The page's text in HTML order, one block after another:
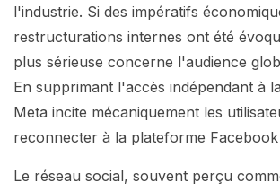
l'industrie. Si des impératifs
restructurations internes ont été
plus sérieuse concerne l'audience
En supprimant l'accès indépendant à
Meta incite mécaniquement les
reconnecter à la plateforme
Le réseau social, souvent perçu